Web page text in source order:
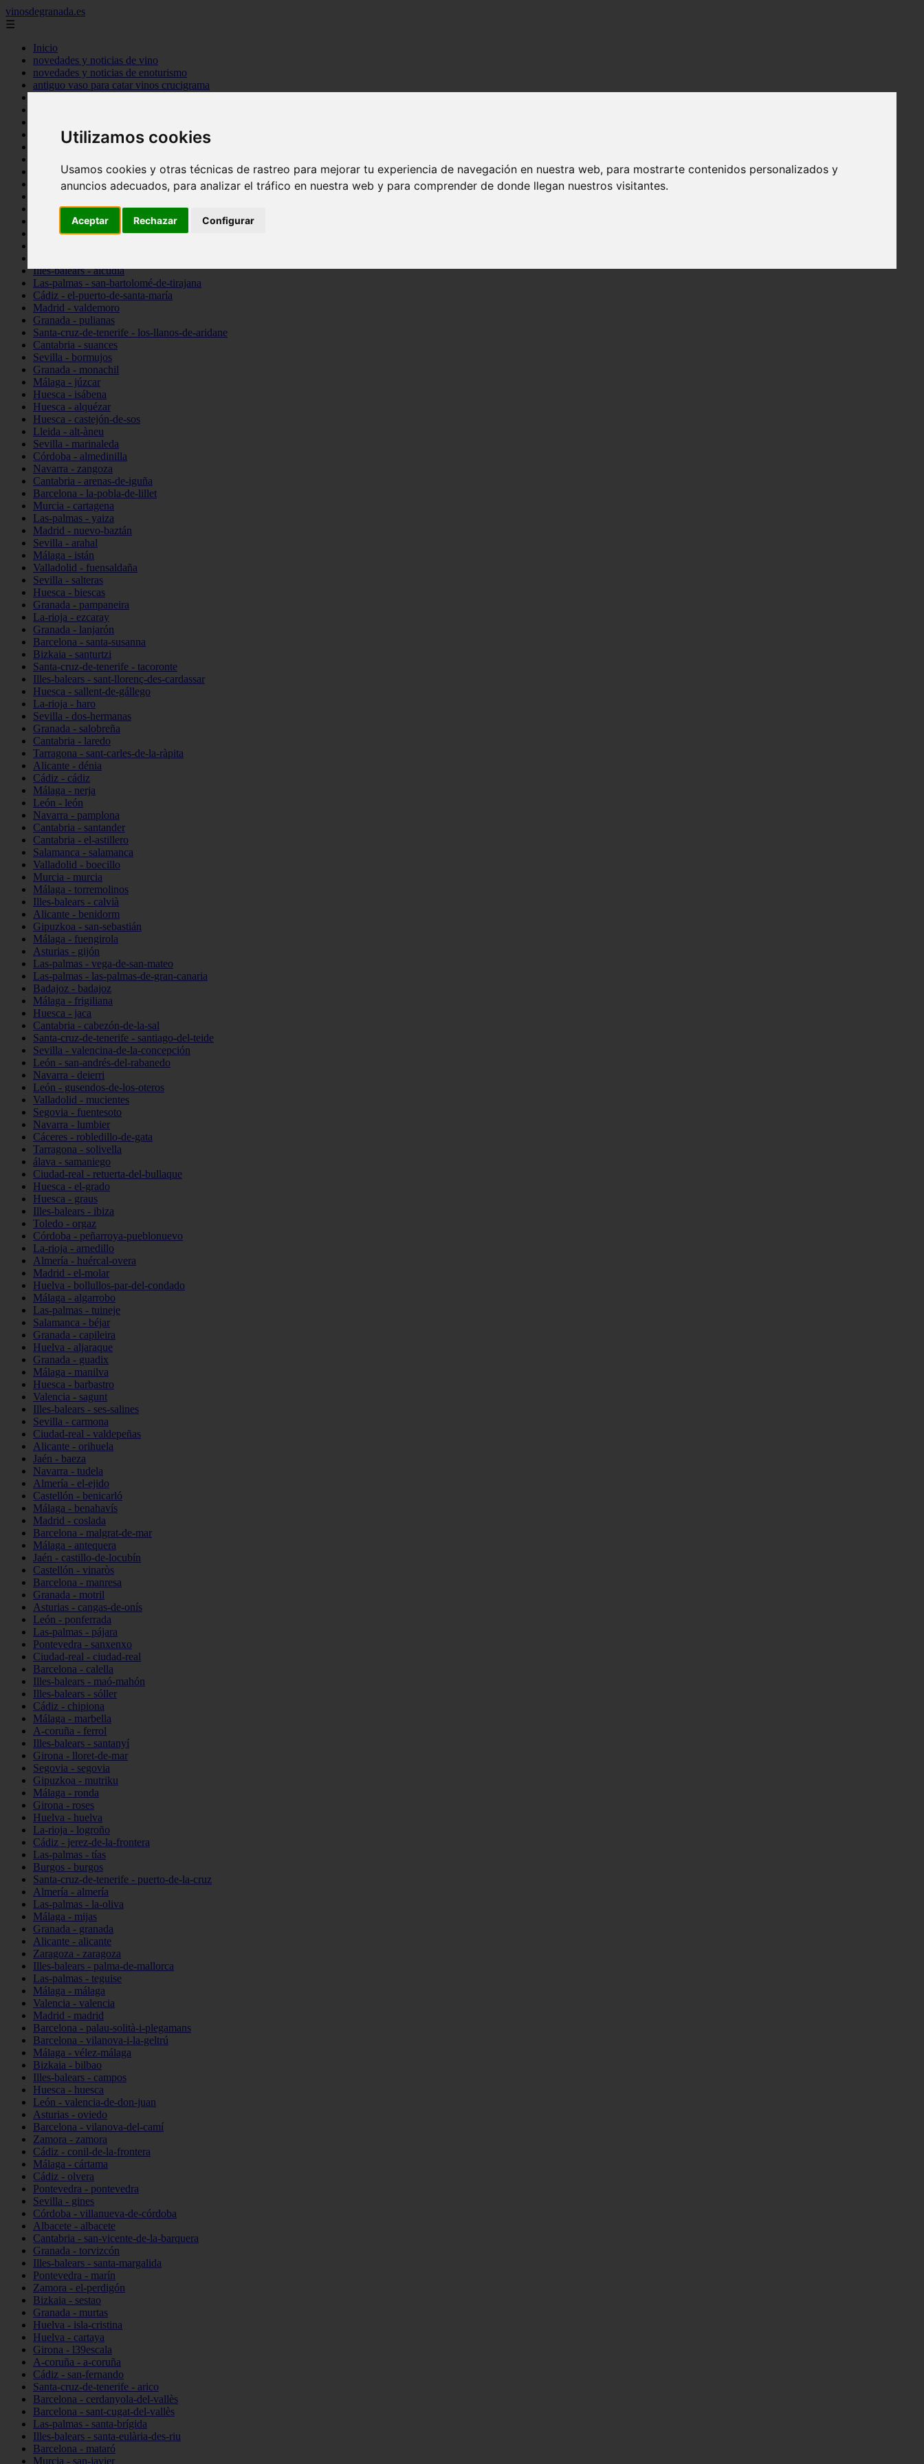
Utilizamos cookies
Usamos cookies y otras técnicas de rastreo para mejorar tu experiencia de navegación en nuestra web, para mostrarte contenidos personalizados y
anuncios adecuados, para analizar el tráfico en nuestra web y para comprender de donde llegan nuestros visitantes.
Aceptar Rechazar Configurar
vinosdegranada.es
☰
Inicio
novedades y noticias de vino
novedades y noticias de enoturismo
antiguo vaso para catar vinos crucigrama
Sevilla - sevilla
Barcelona - barcelona
Santa-cruz-de-tenerife - guía-de-isora
La-rioja - casalarreina
Almería - roquetas-de-mar
Illes-balears - alcúdia
Las-palmas - san-bartolomé-de-tirajana
Cádiz - el-puerto-de-santa-maría
Madrid - valdemoro
Granada - pulianas
Santa-cruz-de-tenerife - los-llanos-de-aridane
Cantabria - suances
Sevilla - bormujos
Granada - monachil
Málaga - júzcar
Huesca - isábena
Huesca - alquézar
Huesca - castejón-de-sos
Lleida - alt-àneu
Sevilla - marinaleda
Córdoba - almedinilla
Navarra - zangoza
Cantabria - arenas-de-iguña
Barcelona - la-pobla-de-lillet
Murcia - cartagena
Las-palmas - yaiza
Madrid - nuevo-baztán
Sevilla - arahal
Málaga - istán
Valladolid - fuensaldaña
Sevilla - salteras
Huesca - biescas
Granada - pampaneira
La-rioja - ezcaray
Granada - lanjarón
Barcelona - santa-susanna
Bizkaia - santurtzi
Santa-cruz-de-tenerife - tacoronte
Illes-balears - sant-llorenç-des-cardassar
Huesca - sallent-de-gállego
La-rioja - haro
Sevilla - dos-hermanas
Granada - salobreña
Cantabria - laredo
Tarragona - sant-carles-de-la-ràpita
Alicante - dénia
Cádiz - cádiz
Málaga - nerja
León - león
Navarra - pamplona
Cantabria - santander
Cantabria - el-astillero
Salamanca - salamanca
Valladolid - boecillo
Murcia - murcia
Málaga - torremolinos
Illes-balears - calvià
Alicante - benidorm
Gipuzkoa - san-sebastián
Málaga - fuengirola
Asturias - gijón
Las-palmas - vega-de-san-mateo
Las-palmas - las-palmas-de-gran-canaria
Badajoz - badajoz
Málaga - frigiliana
Huesca - jaca
Cantabria - cabezón-de-la-sal
Santa-cruz-de-tenerife - santiago-del-teide
Sevilla - valencina-de-la-concepción
León - san-andrés-del-rabanedo
Navarra - deierri
León - gusendos-de-los-oteros
Valladolid - mucientes
Segovia - fuentesoto
Navarra - lumbier
Cáceres - robledillo-de-gata
Tarragona - solivella
álava - samaniego
Ciudad-real - retuerta-del-bullaque
Huesca - el-grado
Huesca - graus
Illes-balears - ibiza
Toledo - orgaz
Córdoba - peñarroya-pueblonuevo
La-rioja - arnedillo
Almería - huércal-overa
Madrid - el-molar
Huelva - bollullos-par-del-condado
Málaga - algarrobo
Las-palmas - tuineje
Salamanca - béjar
Granada - capileira
Huelva - aljaraque
Granada - guadix
Málaga - manilva
Huesca - barbastro
Valencia - sagunt
Illes-balears - ses-salines
Sevilla - carmona
Ciudad-real - valdepeñas
Alicante - orihuela
Jaén - baeza
Navarra - tudela
Almería - el-ejido
Castellón - benicarló
Málaga - benahavís
Madrid - coslada
Barcelona - malgrat-de-mar
Málaga - antequera
Jaén - castillo-de-locubín
Castellón - vinaròs
Barcelona - manresa
Granada - motril
Asturias - cangas-de-onís
León - ponferrada
Las-palmas - pájara
Pontevedra - sanxenxo
Ciudad-real - ciudad-real
Barcelona - calella
Illes-balears - maó-mahón
Illes-balears - sóller
Cádiz - chipiona
Málaga - marbella
A-coruña - ferrol
Illes-balears - santanyí
Girona - lloret-de-mar
Segovia - segovia
Gipuzkoa - mutriku
Málaga - ronda
Girona - roses
Huelva - huelva
La-rioja - logroño
Cádiz - jerez-de-la-frontera
Las-palmas - tías
Burgos - burgos
Santa-cruz-de-tenerife - puerto-de-la-cruz
Almería - almería
Las-palmas - la-oliva
Málaga - mijas
Granada - granada
Alicante - alicante
Zaragoza - zaragoza
Illes-balears - palma-de-mallorca
Las-palmas - teguise
Málaga - málaga
Valencia - valencia
Madrid - madrid
Barcelona - palau-solità-i-plegamans
Barcelona - vilanova-i-la-geltrú
Málaga - vélez-málaga
Bizkaia - bilbao
Illes-balears - campos
Huesca - huesca
León - valencia-de-don-juan
Asturias - oviedo
Barcelona - vilanova-del-camí
Zamora - zamora
Cádiz - conil-de-la-frontera
Málaga - cártama
Cádiz - olvera
Pontevedra - pontevedra
Sevilla - gines
Córdoba - villanueva-de-córdoba
Albacete - albacete
Cantabria - san-vicente-de-la-barquera
Granada - torvizcón
Illes-balears - santa-margalida
Pontevedra - marín
Zamora - el-perdigón
Bizkaia - sestao
Granada - murtas
Huelva - isla-cristina
Huelva - cartaya
Girona - l39escala
A-coruña - a-coruña
Cádiz - san-fernando
Santa-cruz-de-tenerife - arico
Barcelona - cerdanyola-del-vallès
Barcelona - sant-cugat-del-vallès
Las-palmas - santa-brígida
Illes-balears - santa-eulària-des-riu
Barcelona - mataró
Murcia - san-javier